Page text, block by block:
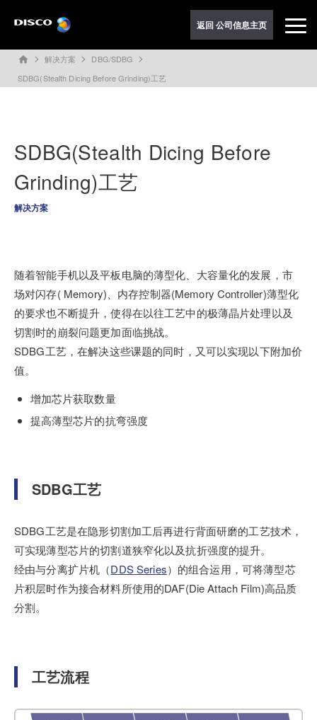
返回 公司信息主页
home 解决方案
DBG/SDBG
SDBG(Stealth Dicing Before Grinding)工艺
SDBG(Stealth Dicing Before
Grinding)工艺
解决方案
随着智能手机以及平板电脑的薄型化、大容量化的发展，市
场对闪存( Memory)、内存控制器(Memory Controller)薄型化
的要求也不断提升，使得在以往工艺中的极薄晶片处理以及
切割时的崩裂问题更加面临挑战。
SDBG工艺，在解决这些课题的同时，又可以实现以下附加价
值。
增加芯片获取数量
提高薄型芯片的抗弯强度
SDBG工艺
SDBG工艺是在隐形切割加工后再进行背面研磨的工艺技术，
可实现薄型芯片的切割道狭窄化以及抗折强度的提升。
经由与分离扩片机（DDS Series）的组合运用，可将薄型芯
片积层时作为接合材料所使用的DAF(Die Attach Film)高品质
分割。
工艺流程